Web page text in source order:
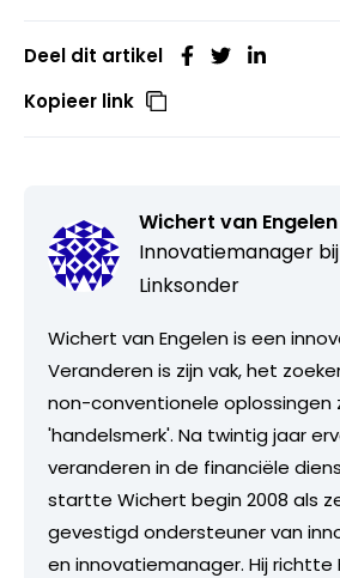
Deel dit artikel
Kopieer link
Wichert van Engelen
Innovatiemanager bij
Linksonder
Wichert van Engelen is een
Veranderen is zijn vak, het
non-conventionele oplossingen
'handelsmerk'. Na twintig jaar
veranderen in de financiële
startte Wichert begin 2008 als
gevestigd ondersteuner van
en innovatiemanager. Hij richtte